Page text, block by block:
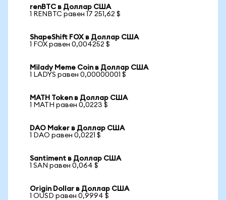
renBTC в Доллар США
1 RENBTC равен 17 251,62 $
ShapeShift FOX в Доллар США
1 FOX равен 0,004252 $
Milady Meme Coin в Доллар США
1 LADYS равен 0,00000001 $
MATH Token в Доллар США
1 MATH равен 0,0223 $
DAO Maker в Доллар США
1 DAO равен 0,0221 $
Santiment в Доллар США
1 SAN равен 0,064 $
Origin Dollar в Доллар США
1 OUSD равен 0,9994 $